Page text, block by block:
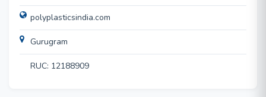
polyplasticsindia.com
Gurugram
RUC: 12188909